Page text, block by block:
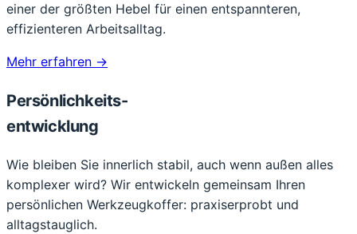
einer der größten Hebel für einen entspannteren,
effizienteren Arbeitsalltag.
Mehr erfahren →
Persönlichkeits-
entwicklung
Wie bleiben Sie innerlich stabil, auch wenn außen alles
komplexer wird? Wir entwickeln gemeinsam Ihren
persönlichen Werkzeugkoffer: praxiserprobt und
alltagstauglich.